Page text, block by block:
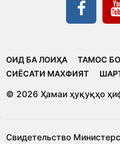
ОИД БА ЛОИҲА ТАМОС
CИЁСАТИ МАХФИЯТ
© 2026 Ҳамаи ҳуқуқҳо
Свидетельство